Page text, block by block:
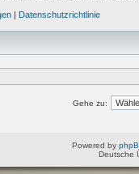
| Datenschutzrichtlinie
Gehe zu:
Powered by
Deutsche